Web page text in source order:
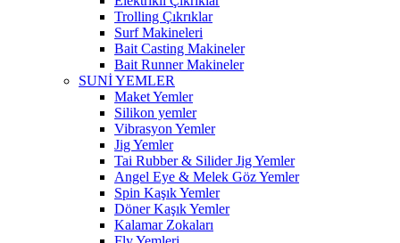
Trolling Çıkrıklar
Surf Makineleri
Bait Casting Makineler
Bait Runner Makineler
SUNİ YEMLER
Maket Yemler
Silikon yemler
Vibrasyon Yemler
Jig Yemler
Tai Rubber & Silider Jig Yemler
Angel Eye & Melek Göz Yemler
Spin Kaşık Yemler
Döner Kaşık Yemler
Kalamar Zokaları